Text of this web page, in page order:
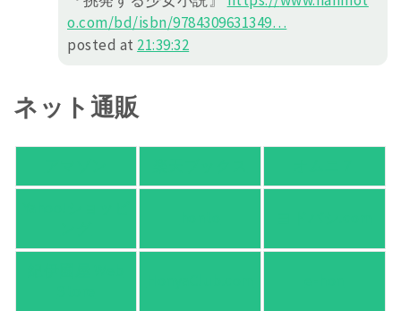
o.com/bd/isbn/9784309631349…
posted at 21:39:32
ネット通販